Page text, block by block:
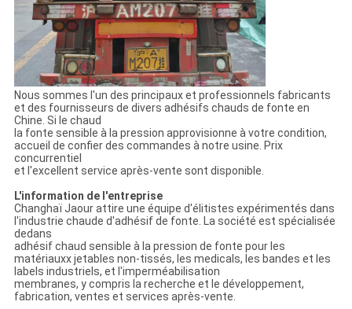
Nous sommes l'un des principaux et professionnels fabricants
et des fournisseurs de divers adhésifs chauds de fonte en
Chine. Si le chaud
la fonte sensible à la pression approvisionne à votre condition,
accueil de confier des commandes à notre usine. Prix
concurrentiel
et l'excellent service après-vente sont disponible.
L'information de l'entreprise
Changhaï Jaour attire une équipe d'élitistes expérimentés dans
l'industrie chaude d'adhésif de fonte. La société est spécialisée
dedans
adhésif chaud sensible à la pression de fonte pour les
matériauxx jetables non-tissés, les medicals, les bandes et les
labels industriels, et l'imperméabilisation
membranes, y compris la recherche et le développement,
fabrication, ventes et services après-vente.